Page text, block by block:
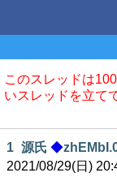
このスレッドは
いスレッドを立て
1 源氏 ◆
2021/08/29(日)